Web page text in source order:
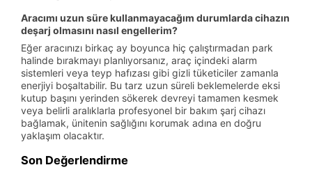
Aracımı uzun süre kullanmayacağım durumlarda cihazın
deşarj olmasını nasıl engellerim?
Eğer aracınızı birkaç ay boyunca hiç çalıştırmadan park
halinde bırakmayı planlıyorsanız, araç içindeki alarm
sistemleri veya teyp hafızası gibi gizli tüketiciler zamanla
enerjiyi boşaltabilir. Bu tarz uzun süreli beklemelerde eksi
kutup başını yerinden sökerek devreyi tamamen kesmek
veya belirli aralıklarla profesyonel bir bakım şarj cihazı
bağlamak, ünitenin sağlığını korumak adına en doğru
yaklaşım olacaktır.
Son Değerlendirme